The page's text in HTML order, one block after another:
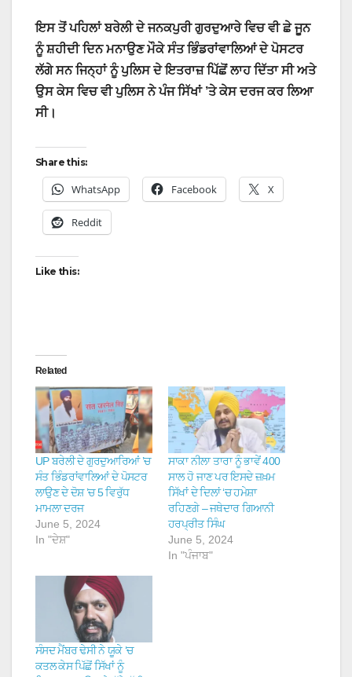
ਇਸ ਤੋਂ ਪਹਿਲਾਂ ਬਰੇਲੀ ਦੇ ਜਨਕਪੁਰੀ ਗੁਰਦੁਆਰੇ ਵਿਚ ਵੀ ਛੇ ਜੂਨ
ਨੂੰ ਸ਼ਹੀਦੀ ਦਿਨ ਮਨਾਉਣ ਮੌਕੇ ਸੰਤ ਭਿੰਡਰਾਂਵਾਲਿਆਂ ਦੇ ਪੋਸਟਰ
ਲੱਗੇ ਸਨ ਜਿਨ੍ਹਾਂ ਨੂੰ ਪੁਲਿਸ ਦੇ ਇਤਰਾਜ਼ ਪਿੱਛੋਂ ਲਾਹ ਦਿੱਤਾ ਸੀ ਅਤੇ
ਉਸ ਕੇਸ ਵਿਚ ਵੀ ਪੁਲਿਸ ਨੇ ਪੰਜ ਸਿੱਖਾਂ ’ਤੇ ਕੇਸ ਦਰਜ ਕਰ ਲਿਆ
ਸੀ।
Share this:
WhatsApp Facebook X
Reddit
Like this:
Related
UP ਬਰੇਲੀ ਦੇ ਗੁਰਦੁਆਰਿਆਂ ’ਚ
ਸੰਤ ਭਿੰਡਰਾਂਵਾਲਿਆਂ ਦੇ ਪੋਸਟਰ
ਲਾਉਣ ਦੇ ਦੋਸ਼ ’ਚ 5 ਵਿਰੁੱਧ
ਮਾਮਲਾ ਦਰਜ
June 5, 2024
In "ਦੇਸ਼"
ਸਾਕਾ ਨੀਲਾ ਤਾਰਾ ਨੂੰ ਭਾਵੇਂ 400
ਸਾਲ ਹੋ ਜਾਣ ਪਰ ਇਸਦੇ ਜ਼ਖ਼ਮ
ਸਿੱਖਾਂ ਦੇ ਦਿਲਾਂ ‘ਚ ਹਮੇਸ਼ਾ
ਰਹਿਣਗੇ – ਜਥੇਦਾਰ ਗਿਆਨੀ
ਹਰਪ੍ਰੀਤ ਸਿੰਘ
June 5, 2024
In "ਪੰਜਾਬ"
ਸੰਸਦ ਮੈਂਬਰ ਢੇਸੀ ਨੇ ਯੂਕੇ ‘ਚ
ਕਤਲ ਕੇਸ ਪਿੱਛੋਂ ਸਿੱਖਾਂ ਨੂੰ